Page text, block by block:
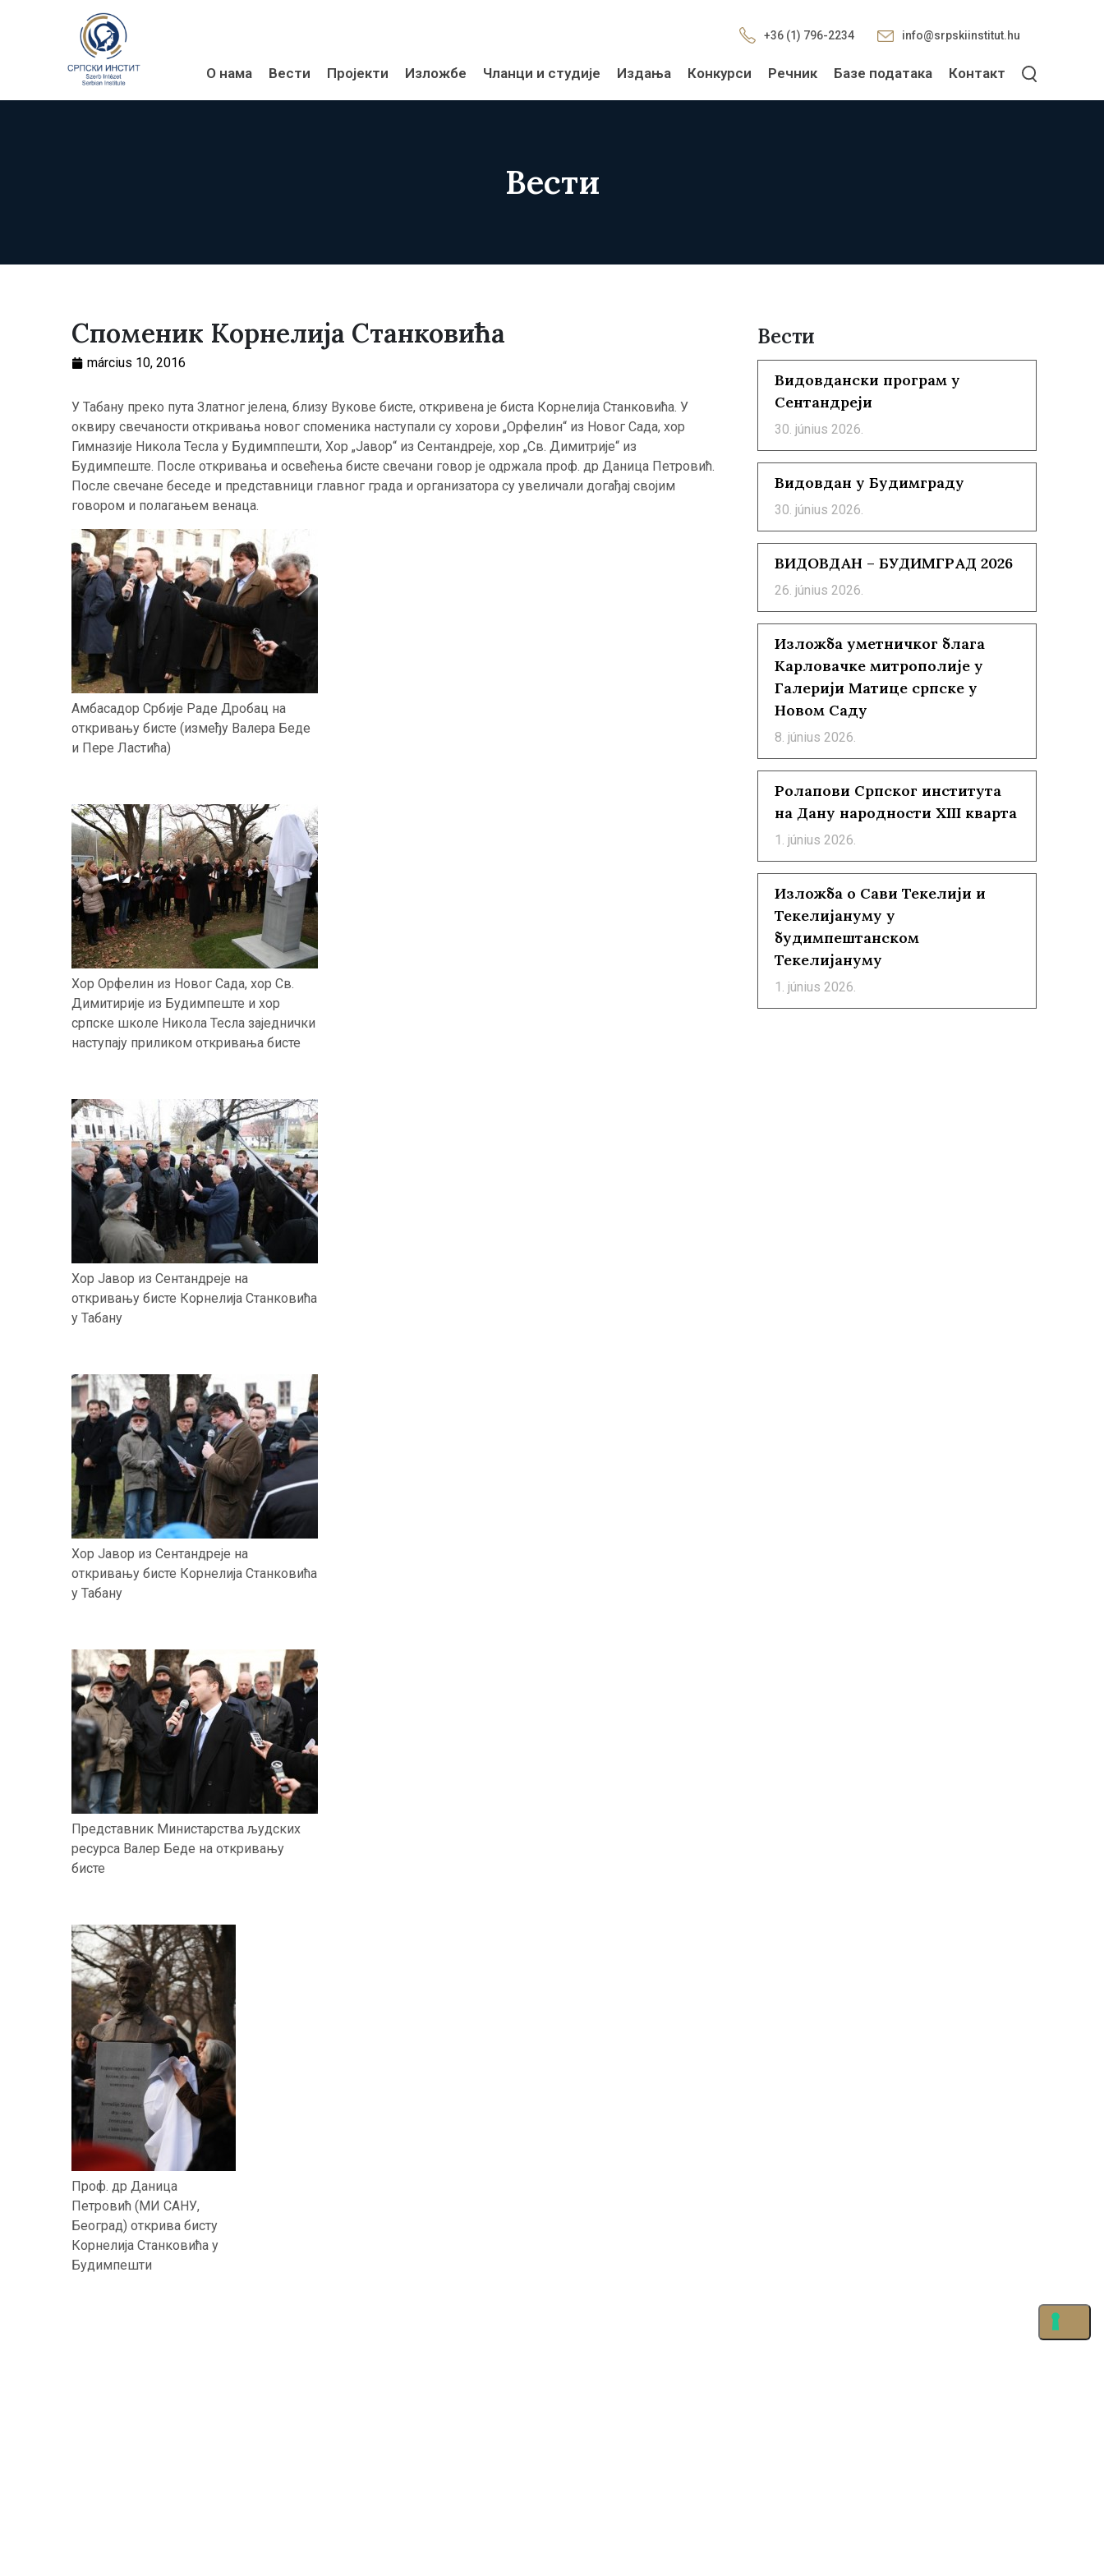
+36 (1) 796-2234 info@srpskiinstitut.hu
О нама Вести Пројекти Изложбе Чланци и студије Издања Конкурси Речник Базе података Контакт
Вести
Споменик Корнелија Станковића
március 10, 2016
У Табану преко пута Златног јелена, близу Вукове бисте, откривена је биста Корнелија Станковића. У
оквиру свечаности откривања новог споменика наступали су хорови „Орфелин“ из Новог Сада, хор
Гимназије Никола Тесла у Будимппешти, Хор „Јавор“ из Сентандреје, хор „Св. Димитрије“ из
Будимпеште. После откривања и освећења бисте свечани говор је одржала проф. др Даница Петровић.
После свечане беседе и представници главног града и организатора су увеличали догађај својим
говором и полагањем венаца.
Амбасадор Србије Раде Дробац на
откривању бисте (између Валера Беде
и Пере Ластића)
Хор Орфелин из Новог Сада, хор Св.
Димитирије из Будимпеште и хор
српске школе Никола Тесла заједнички
наступају приликом откривања бисте
Хор Јавор из Сентандреје на
откривању бисте Корнелија Станковића
у Табану
Хор Јавор из Сентандреје на
откривању бисте Корнелија Станковића
у Табану
Представник Министарства људских
ресурса Валер Беде на откривању
бисте
Проф. др Даница
Петровић (МИ САНУ,
Београд) открива бисту
Корнелија Станковића у
Будимпешти
Вести
Видовдански програм у
Сентандреји
30. június 2026.
Видовдан у Будимграду
30. június 2026.
ВИДОВДАН – БУДИМГРАД 2026
26. június 2026.
Изложба уметничког блага
Карловачке митрополије у
Галерији Матице српске у
Новом Саду
8. június 2026.
Ролапови Српског института
на Дану народности XIII кварта
1. június 2026.
Изложба о Сави Текелији и
Текелијануму у
будимпештанском
Текелијануму
1. június 2026.